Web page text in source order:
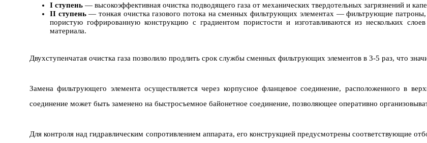
I ступень — высокоэффективная очистка подводящего газа от механических твердотельных загрязнений и
II ступень— тонкая очистка газового потока на сменных фильтрующих элементах — фильтрующие
пористую гофрированную конструкцию с градиентом пористости и изготавливаются из нескольких
материала.
Двухступенчатая очистка газа позволило продлить срок службы сменных фильтрующих элементов в 3-5 раз, что
Замена фильтрующего элемента осуществляется через корпусное фланцевое соединение, расположенного в
соединение может быть заменено на быстросъемное байонетное соединение, позволяющее оперативно
Для контроля над гидравлическим сопротивлением аппарата, его конструкцией предусмотрены соответствующие